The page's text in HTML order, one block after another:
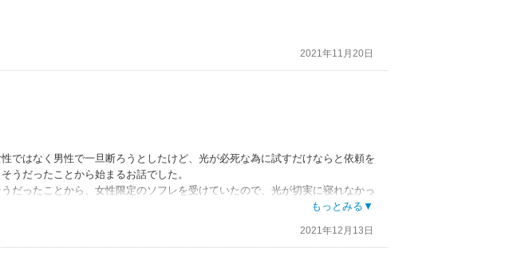
おはなしでした。好きです。
！
ゅっとなってしまいます。
ょう。
現が少なく
です。今回特にノー局部・yesエッチで大好きすぎました。イメージは昔の少
な魅力があります。唯一無二です。
2021年11月20日
ではなく男性で一旦断ろうとしたけど、光が必死な為に試すだけならと依頼を
うだったことから始まるお話でした。
だったことから、女性限定のソフレを受けていたので、光が切実に寝れなかっ
まった陽介がつい寝てる光にキスしてしまいそれを本人に気づかれて焦って帰
うし二人ともそれなりにイケメンだし、光も実は陽介に牽かれて好きになって
もっとみる▼
2021年12月13日